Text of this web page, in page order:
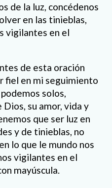
de la luz, concédenos
en las tinieblas,
vigilantes en el
de esta oración
fiel en mi seguimiento
solos,
su amor, vida y
que ser luz en
y de tinieblas, no
lo que le mundo nos
vigilantes en el
mayúscula.